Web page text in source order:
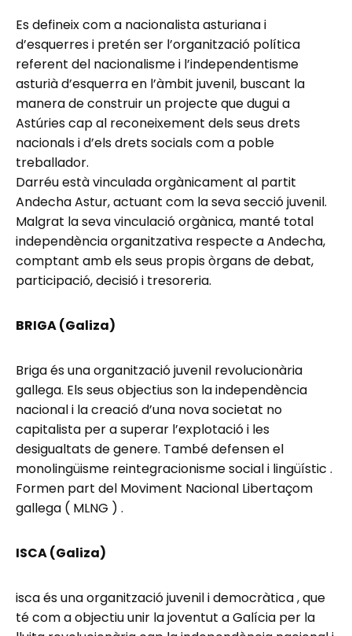
Es defineix com a nacionalista asturiana i
d’esquerres i pretén ser l’organització política
referent del nacionalisme i l’independentisme
asturià d’esquerra en l’àmbit juvenil, buscant la
manera de construir un projecte que dugui a
Astúries cap al reconeixement dels seus drets
nacionals i d’els drets socials com a poble
treballador.
Darréu està vinculada orgànicament al partit
Andecha Astur, actuant com la seva secció juvenil.
Malgrat la seva vinculació orgànica, manté total
independència organitzativa respecte a Andecha,
comptant amb els seus propis òrgans de debat,
participació, decisió i tresoreria.
BRIGA (Galiza)
Briga és una organització juvenil revolucionària
gallega. Els seus objectius son la independència
nacional i la creació d’una nova societat no
capitalista per a superar l’explotació i les
desigualtats de genere. També defensen el
monolingüisme reintegracionisme social i lingüístic .
Formen part del Moviment Nacional Libertaçom
gallega ( MLNG ) .
ISCA (Galiza)
isca és una organització juvenil i democràtica , que
té com a objectiu unir la joventut a Galícia per la